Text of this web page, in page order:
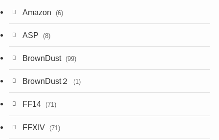
Amazon (6)
ASP (8)
BrownDust (99)
BrownDust２ (1)
FF14 (71)
FFXIV (71)